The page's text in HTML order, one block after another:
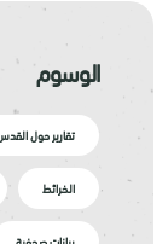
الوسوم
تقارير حول
الخرائط